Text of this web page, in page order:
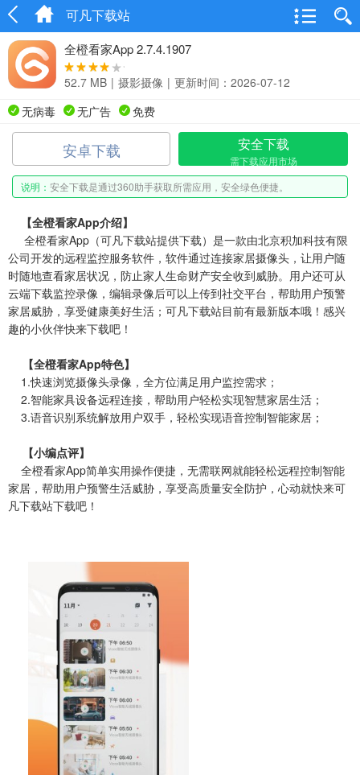
可凡下载站
全橙看家App 2.7.4.1907
52.7 MB | 摄影摄像 | 更新时间：2026-07-12
无病毒
无广告 免费
安卓下载 安全下载
需下载应用市场
说明： 安全下载是通过360助手获取所需应用，安全绿色便捷。
【全橙看家App介绍】
全橙看家App（可凡下载站提供下载）是一款由北京积加科技有限
公司开发的远程监控服务软件，软件通过连接家居摄像头，让用户随
时随地查看家居状况，防止家人生命财产安全收到威胁。用户还可从
云端下载监控录像，编辑录像后可以上传到社交平台，帮助用户预警
家居威胁，享受健康美好生活；可凡下载站目前有最新版本哦！感兴
趣的小伙伴快来下载吧！
【全橙看家App特色】
1.快速浏览摄像头录像，全方位满足用户监控需求；
2.智能家具设备远程连接，帮助用户轻松实现智慧家居生活；
3.语音识别系统解放用户双手，轻松实现语音控制智能家居；
【小编点评】
全橙看家App简单实用操作便捷，无需联网就能轻松远程控制智能
家居，帮助用户预警生活威胁，享受高质量安全防护，心动就快来可
凡下载站下载吧！